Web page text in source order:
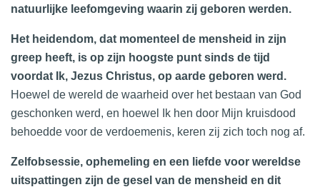
natuurlijke leefomgeving waarin zij geboren werden.
Het heidendom, dat momenteel de mensheid in zijn
greep heeft, is op zijn hoogste punt sinds de tijd
voordat Ik, Jezus Christus, op aarde geboren werd.
Hoewel de wereld de waarheid over het bestaan van God
geschonken werd, en hoewel Ik hen door Mijn kruisdood
behoedde voor de verdoemenis, keren zij zich toch nog af.
Zelfobsessie, ophemeling en een liefde voor wereldse
uitspattingen zijn de gesel van de mensheid en dit